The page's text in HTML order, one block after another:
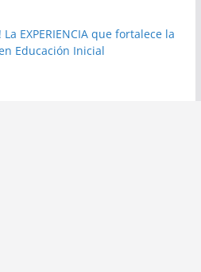
La EXPERIENCIA que fortalece la
Educación Inicial